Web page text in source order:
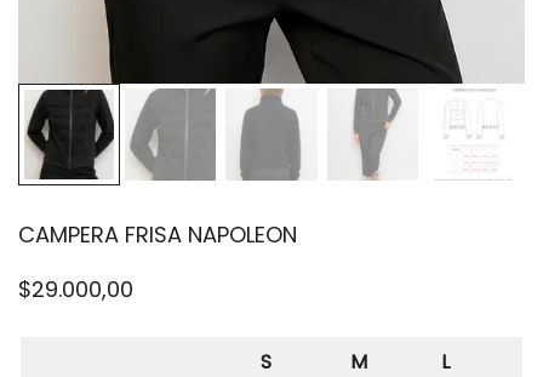
CAMPERA FRISA NAPOLEON
$29.000,00
S M
L